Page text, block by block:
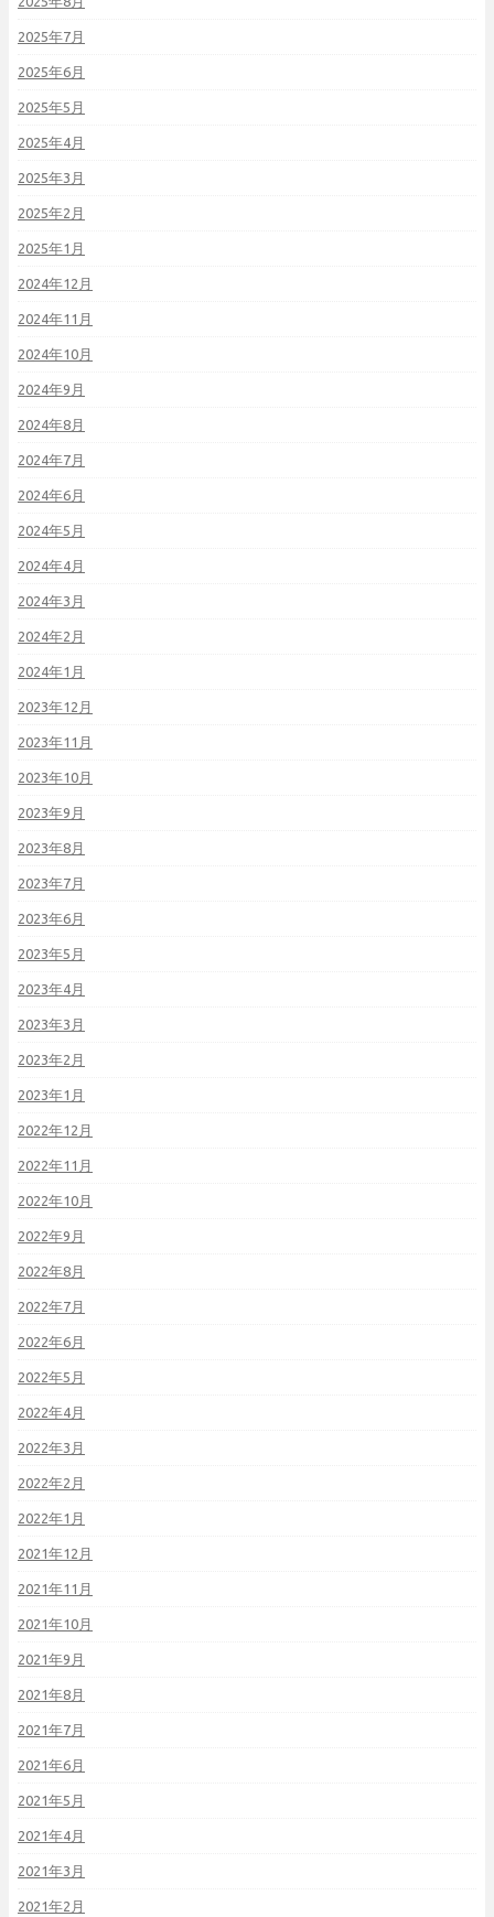
2025年7月
2025年6月
2025年5月
2025年4月
2025年3月
2025年2月
2025年1月
2024年12月
2024年11月
2024年10月
2024年9月
2024年8月
2024年7月
2024年6月
2024年5月
2024年4月
2024年3月
2024年2月
2024年1月
2023年12月
2023年11月
2023年10月
2023年9月
2023年8月
2023年7月
2023年6月
2023年5月
2023年4月
2023年3月
2023年2月
2023年1月
2022年12月
2022年11月
2022年10月
2022年9月
2022年8月
2022年7月
2022年6月
2022年5月
2022年4月
2022年3月
2022年2月
2022年1月
2021年12月
2021年11月
2021年10月
2021年9月
2021年8月
2021年7月
2021年6月
2021年5月
2021年4月
2021年3月
2021年2月